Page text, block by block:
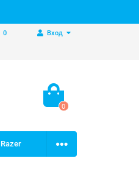
Вход
0
0
Razer